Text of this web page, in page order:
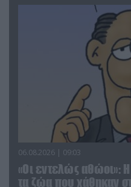
06.08.2026 | 09:03
«Οι εντελώς αθώοι»:
τα ζώα που χάθηκαν